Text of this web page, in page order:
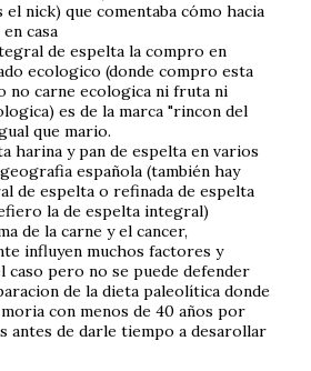
el nick) que comentaba cómo hacia
casa
de espelta la compro en
ecologico (donde compro esta
no carne ecologica ni fruta ni
es de la marca "rincon del
que mario.
harina y pan de espelta en varios
española (también hay
de espelta o refinada de espelta
la de espelta integral)
de la carne y el cancer,
influyen muchos factores y
caso pero no se puede defender
de la dieta paleolítica donde
con menos de 40 años por
antes de darle tiempo a desarollar